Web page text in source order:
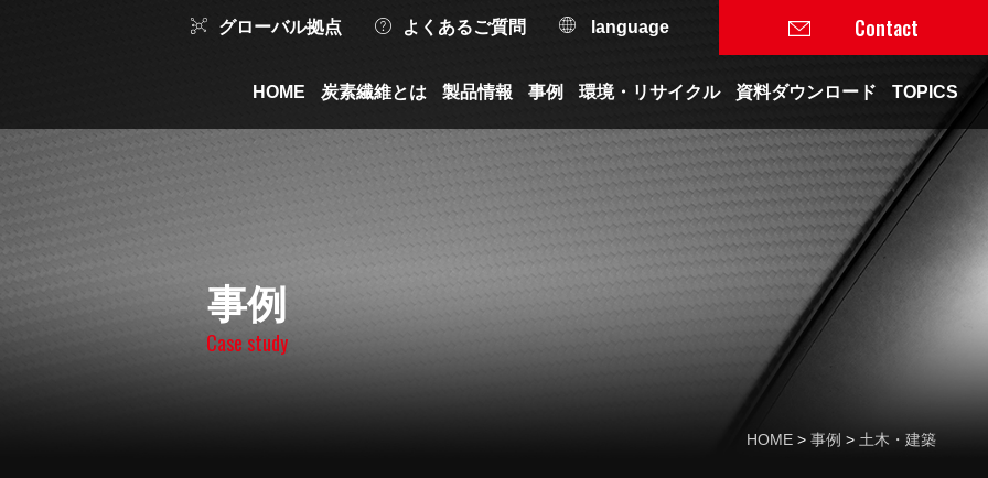
グローバル拠点 よくあるご質問 language Contact
HOME 炭素繊維とは 製品情報 事例 環境・リサイクル 資料ダウンロード TOPICS
事例
Case study
HOME 事例 土木・建築